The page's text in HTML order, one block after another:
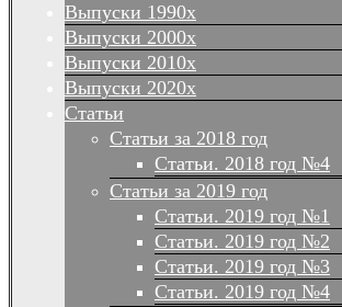
Выпуски 1990х
Выпуски 2000х
Выпуски 2010х
Выпуски 2020х
Статьи
Статьи за 2018 год
Статьи. 2018 год №4
Статьи за 2019 год
Статьи. 2019 год №1
Статьи. 2019 год №2
Статьи. 2019 год №3
Статьи. 2019 год №4